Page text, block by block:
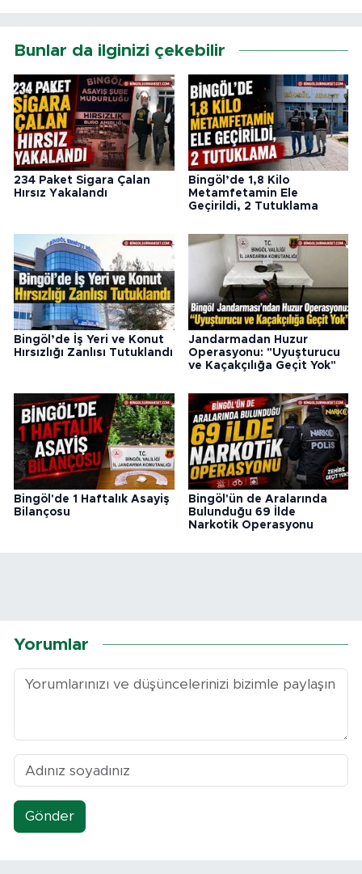
Bunlar da ilginizi çekebilir
234 Paket Sigara Çalan
Hırsız Yakalandı
Bingöl’de 1,8 Kilo
Metamfetamin Ele
Geçirildi, 2 Tutuklama
Bingöl’de İş Yeri ve Konut
Hırsızlığı Zanlısı Tutuklandı
Jandarmadan Huzur
Operasyonu: "Uyuşturucu
ve Kaçakçılığa Geçit Yok"
Bingöl'de 1 Haftalık Asayiş
Bilançosu
Bingöl'ün de Aralarında
Bulunduğu 69 İlde
Narkotik Operasyonu
Yorumlar
Gönder